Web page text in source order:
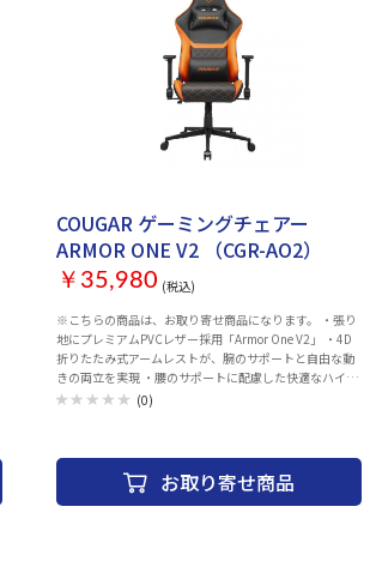
COUGAR ゲーミングチェアー
ARMOR ONE V2 （CGR-AO2）
￥35,980 (税込)
※こちらの商品は、お取り寄せ商品になります。 ・張り
地にプレミアムPVCレザー採用「Armor One V2」 ・4D
折りたたみ式アームレストが、腕のサポートと自由な動
きの両立を実現 ・腰のサポートに配慮した快適なハイバ
ック構造 ・ランバーピロー固定用ストラップは背もたれ
(0)
お取り寄せ商品